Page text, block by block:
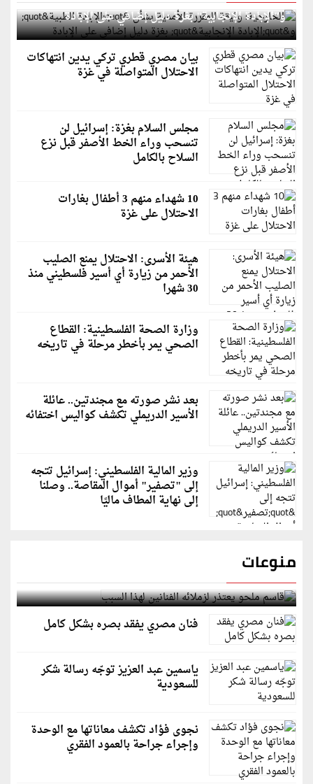
و"الإبادة الإنجابية" بغزة دليل إضافي على الإبادة
بيان مصري قطري تركي يدين انتهاكات
الاحتلال المتواصلة في غزة
مجلس السلام بغزة: إسرائيل لن
تنسحب وراء الخط الأصفر قبل نزع
السلاح بالكامل
10 شهداء منهم 3 أطفال بغارات
الاحتلال على غزة
هيئة الأسرى: الاحتلال يمنع الصليب
الأحمر من زيارة أي أسير فلسطيني منذ
30 شهرا
وزارة الصحة الفلسطينية: القطاع
الصحي يمر بأخطر مرحلة في تاريخه
بعد نشر صورته مع مجندتين.. عائلة
الأسير الدريملي تكشف كواليس اختفائه
وزير المالية الفلسطيني: إسرائيل تتجه
إلى "تصفير" أموال المقاصة.. وصلنا
إلى نهاية المطاف ماليًا
منوعات
قاسم ملحو يعتذر لزملائه الفنانين لهذا السبب
فنان مصري يفقد بصره بشكل كامل
ياسمين عبد العزيز توجّه رسالة شكر
للسعودية
نجوى فؤاد تكشف معاناتها مع الوحدة
وإجراء جراحة بالعمود الفقري